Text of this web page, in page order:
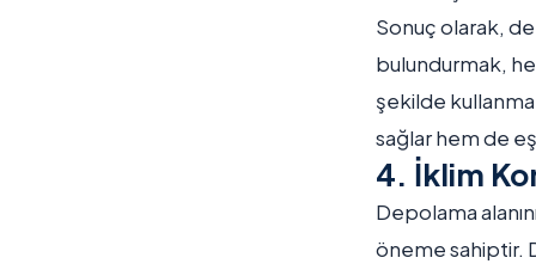
Sonuç olarak,
bulundurmak,
şekilde
sağlar hem de
4. İklim
Depolama
öneme sahiptir.